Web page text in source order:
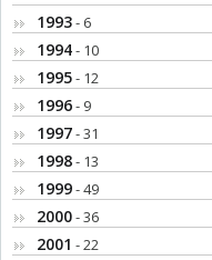
1993- 6
1994- 10
1995- 12
1996- 9
1997- 31
1998- 13
1999- 49
2000- 36
2001 - 22